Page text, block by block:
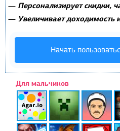
— Персонализирует скидки,
— Увеличивает доходимость
Начать
Для мальчиков